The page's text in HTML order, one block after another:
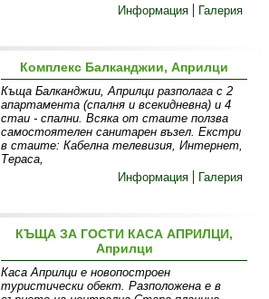
Информация
Галерия
Комплекс Балканджии, Априлци
Къща Балканджии, Априлци разполага с 2
апартамента (спалня и всекидневна) и 4
стаи - спални. Всяка от стаите ползва
самостоятелен санитарен възел. Екстри
в стаите: Кабелна телевизия, Интернет,
Тераса,
Информация
Галерия
КЪЩА ЗА ГОСТИ КАСА АПРИЛЦИ,
Априлци
Каса Априлци е новопостроен
туристически обект. Разположена е в